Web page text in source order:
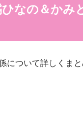
なの＆かみ
について詳しくま